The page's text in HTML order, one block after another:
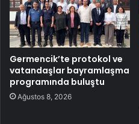
Germencik’te protokol ve
vatandaşlar bayramlaşma
programında buluştu
Ağustos 8, 2026